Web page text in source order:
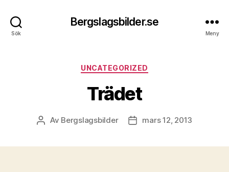
Sök
Bergslagsbilder.se
Meny
Kategorier
UNCATEGORIZED
Trädet
Inläggsförfattare
Av Bergslagsbilder Inläggsdatum
mars 12, 2013